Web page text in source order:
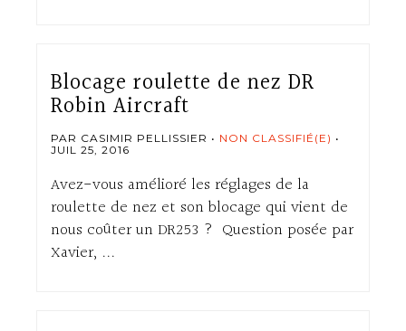
Blocage roulette de nez DR
Robin Aircraft
PAR CASIMIR PELLISSIER
NON CLASSIFIÉ(E)
JUIL 25, 2016
Avez-vous amélioré les réglages de la
roulette de nez et son blocage qui vient de
nous coûter un DR253 ? Question posée par
Xavier, ...